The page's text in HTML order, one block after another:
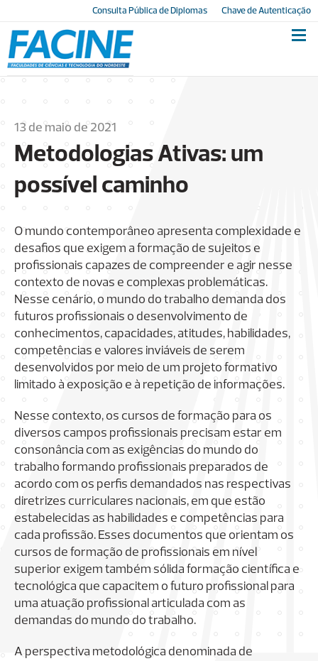
Consulta Pública de Diplomas Chave de Autenticação
13 de maio de 2021
Metodologias Ativas: um
possível caminho
O mundo contemporâneo apresenta complexidade e
desafios que exigem a formação de sujeitos e
profissionais capazes de compreender e agir nesse
contexto de novas e complexas problemáticas.
Nesse cenário, o mundo do trabalho demanda dos
futuros profissionais o desenvolvimento de
conhecimentos, capacidades, atitudes, habilidades,
competências e valores inviáveis de serem
desenvolvidos por meio de um projeto formativo
limitado à exposição e à repetição de informações.
Nesse contexto, os cursos de formação para os
diversos campos profissionais precisam estar em
consonância com as exigências do mundo do
trabalho formando profissionais preparados de
acordo com os perfis demandados nas respectivas
diretrizes curriculares nacionais, em que estão
estabelecidas as habilidades e competências para
cada profissão. Esses documentos que orientam os
cursos de formação de profissionais em nível
superior exigem também sólida formação científica e
tecnológica que capacitem o futuro profissional para
uma atuação profissional articulada com as
demandas do mundo do trabalho.
A perspectiva metodológica denominada de